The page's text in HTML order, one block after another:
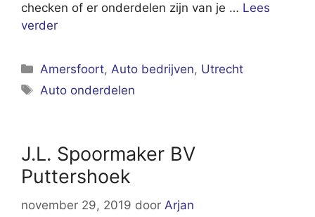
checken of er onderdelen zijn van je … Lees
verder
Categorieën
Amersfoort,Auto bedrijven, Utrecht
Tags
Auto onderdelen
J.L. Spoormaker BV
Puttershoek
november 29, 2019 door Arjan